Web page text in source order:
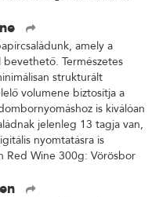
amely a
Természetes
strukturált
volumene biztosítja a
is kiválóan
jelenleg 13 tagja van,
nyomtatásra is
Red Wine 300g: Vörösbor